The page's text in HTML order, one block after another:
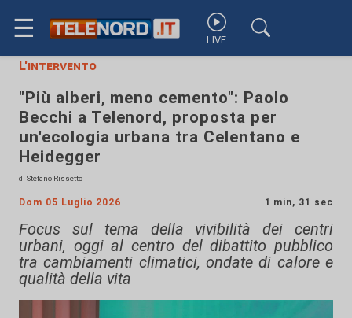
☰ LIVE
L'intervento
"Più alberi, meno cemento": Paolo
Becchi a Telenord, proposta per
un'ecologia urbana tra Celentano e
Heidegger
di Stefano Rissetto
Dom 05 Luglio 2026 1 min, 31 sec
Focus sul tema della vivibilità dei centri
urbani, oggi al centro del dibattito pubblico
tra cambiamenti climatici, ondate di calore e
qualità della vita